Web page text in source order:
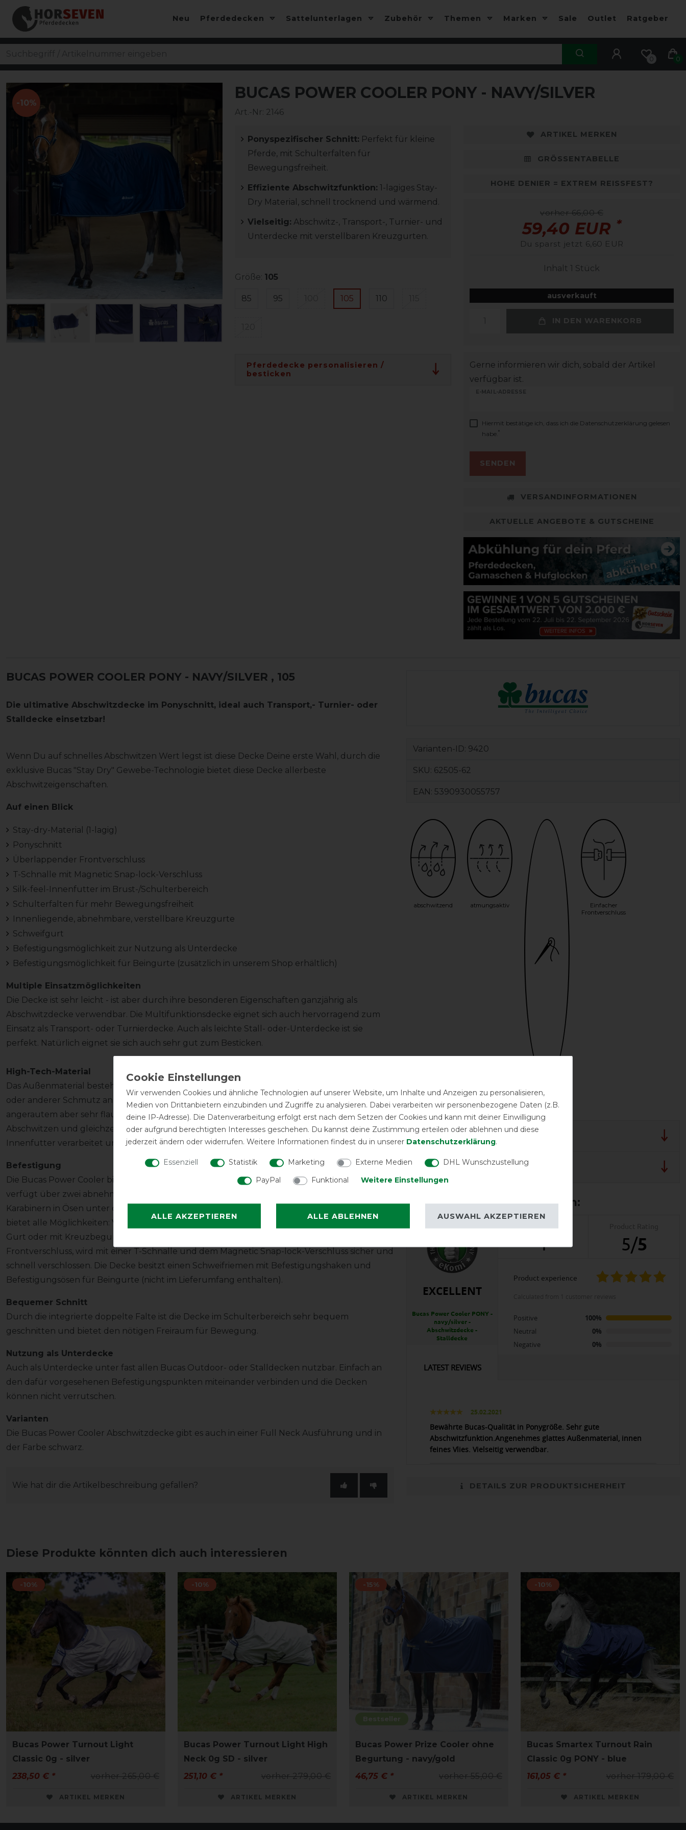
Neu Pferdedecken Sattelunterlagen Zubehör Themen Marken Sale Outlet Ratgeber
0 0
-10%
BUCAS POWER COOLER PONY - NAVY/SILVER
Art.-Nr: 2146
Ponyspezifischer Schnitt: Perfekt für kleine
Pferde, mit Schulterfalten für
Bewegungsfreiheit.
Effiziente Abschwitzfunktion: 1-lagiges Stay-
Dry Material, schnell trocknend und wärmend.
Vielseitig: Abschwitz-, Transport-, Turnier- und
Unterdecke mit verstellbaren Kreuzgurten.
Größe: 105
85 95 105 110
Pferdedecke personalisieren /
besticken
ARTIKEL MERKEN
GRÖSSENTABELLE
HOHE DENIER = EXTREM REISSFEST?
vorher 66,00 €
59,40 EUR *
Du sparst jetzt 6,60 EUR
Inhalt 1 Stück
ausverkauft
IN DEN WARENKORB
Gerne informieren wir dich, sobald der Artikel
verfügbar ist.
E-MAIL-ADRESSE
Hiermit bestätige ich, dass ich die Daten­schutz­erklärung gelesen
habe. *
SENDEN
VERSANDINFORMATIONEN
AKTUELLE ANGEBOTE & GUTSCHEINE
BUCAS POWER COOLER PONY - NAVY/SILVER , 105
Die ultimative Abschwitzdecke im Ponyschnitt, ideal auch Transport,- Turnier- oder
Stalldecke einsetzbar!
Wenn Du auf schnelles Abschwitzen Wert legst ist diese Decke Deine erste Wahl, durch die
exklusive Bucas "Stay Dry" Gewebe-Technologie bietet diese Decke allerbeste
Abschwitzeigenschaften.
Auf einen Blick
Stay-dry-Material (1-lagig)
Ponyschnitt
Überlappender Frontverschluss
T-Schnalle mit Magnetic Snap-lock-Verschluss
Silk-feel-Innenfutter im Brust-/Schulterbereich
Schulterfalten für mehr Bewegungsfreiheit
Innenliegende, abnehmbare, verstellbare Kreuzgurte
Schweifgurt
Befestigungsmöglichkeit zur Nutzung als Unterdecke
Befestigungsmöglichkeit für Beingurte (zusätzlich in unserem Shop erhältlich)
Multiple Einsatzmöglichkeiten
Die Decke ist sehr leicht - ist aber durch ihre besonderen Eigenschaften ganzjährig als
Abschwitzdecke verwendbar. Die Multifunktionsdecke eignet sich auch hervorragend zum
Einsatz als Transport- oder Turnierdecke. Auch als leichte Stall- oder-Unterdecke ist sie
perfekt. Natürlich eignet sie sich auch sehr gut zum Besticken.
High-Tech-Material
Das Außenmaterial besteht aus Polyester und ist glatt gewebt. So kann sich kein Heu, Stroh
oder anderer Schmutz an der Außenseite festsetzen. Das Innenmaterial besteht aus
angerautem aber sehr flauschigem 1-lagigem Stay-dry Material, dieses sorgt für schnelles
Abschwitzen und gleichzeitig für Wohlbefinden. Im Schulterbereich wurde ein seidenweiches
Innenfutter verarbeitet um Reibung zu vermeiden und um den Tragekomfort zu erhöhen.
Befestigung
Die Bucas Power Cooler bieten vielfältige Möglichkeiten beim Bauchverschluss. Die Decke
verfügt über zwei abnehmbare, elastische und größenverstellbare Bauchgurte, die mit
Karabinern in Ösen unter der Decke eingehakt werden können. Dieses Verschluss-System
bietet alle Möglichkeiten: Verwendung der Decke ohne Gurte (bei Bewegung), mit einem
Gurt oder mit Kreuzbegurtung für den Transport. Der überlappende leicht gepolsterte
Frontverschluss, wird mit einer T-Schnalle und dem Magnetic Snap-lock-Verschluss sicher und
schnell verschlossen. Die Decke besitzt einen Schweifriemen mit Befestigungshaken und
Befestigungsösen für Beingurte (nicht im Lieferumfang enthalten).
Bequemer Schnitt
Durch die integrierte doppelte Falte ist die Decke im Schulterbereich sehr bequem
geschnitten und bietet den nötigen Freiraum für Bewegung.
Nutzung als Unterdecke
Auch als Unterdecke unter fast allen Bucas Outdoor- oder Stalldecken nutzbar. Einfach an
den dafür vorgesehenen Befestigungspunkten miteinander verbinden und die Decken
können nicht verrutschen.
Varianten
Die Bucas Power Cooler Abschwitzdecke gibt es auch in einer Full Neck Ausführung und in
der Farbe schwarz.
Wie hat dir die Artikelbeschreibung gefallen?
Varianten-ID: 9420
SKU: 62505-62
EAN: 5390930055757
abschwitzend atmungsaktiv
Bestickung
möglich
Einfacher
Frontverschluss
Herstellergarantie
Wasch- und Pflegehinweis
EXCELLENT
Bucas Power Cooler PONY -
navy/silver -
Abschwitzdecke -
Stalldecke
1 5/5
product experience
Positive
100%
Neutral
0%
Negative
0%
LATEST REVIEWS
25.02.2021
Bewährte Bucas-Qualität in Ponygröße. Sehr gute
Abschwitzfunktion.Angenehmes glattes Außenmaterial, innen
feines Vlies. Vielseitig verwendbar.
DETAILS ZUR PRODUKTSICHERHEIT
Diese Produkte könnten dich auch interessieren
-10%
Bucas Power Turnout Light
Classic 0g - silver
vorher 265,00 €
238,50 € *
ARTIKEL MERKEN
-10%
Bucas Power Turnout Light High
Neck 0g SD - silver
vorher 279,00 €
251,10 € *
ARTIKEL MERKEN
Bestseller
-15%
Bucas Power Prize Cooler ohne
Begurtung - navy/gold
vorher 55,00 €
46,75 € *
ARTIKEL MERKEN
-10%
Bucas Smartex Turnout Rain
Classic 0g PONY - blue
vorher 179,00 €
161,05 € *
ARTIKEL MERKEN
Wir verwenden Cookies und ähnliche Technologien auf unserer Website, um Inhalte und Anzeigen zu personalisieren,
Medien von Drittanbietern einzubinden und Zugriffe zu analysieren. Dabei verarbeiten wir personenbezogene Daten (z.B.
deine IP-Adresse). Die Datenverarbeitung erfolgt erst nach dem Setzen der Cookies und kann mit deiner Einwilligung
oder aufgrund berechtigten Interesses geschehen. Du kannst deine Zustimmung erteilen oder ablehnen und diese
jederzeit ändern oder widerrufen. Weitere Informationen findest du in unserer Daten­schutz­erklärung.
Essenziell Statistik Marketing Externe Medien
DHL Wunschzustellung
PayPal
Funktional Weitere Einstellungen
ALLE AKZEPTIEREN ALLE ABLEHNEN AUSWAHL AKZEPTIEREN